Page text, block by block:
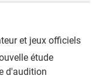
et jeux officiels
étude
d'audition